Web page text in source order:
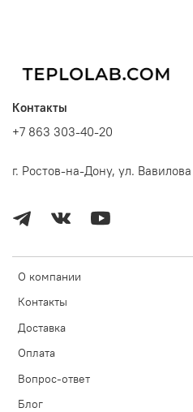
О компании
Контакты
Доставка
Оплата
Вопрос-ответ
Блог
Контакты
+7 863 303-40-20
г. Ростов-на-Дону, ул.